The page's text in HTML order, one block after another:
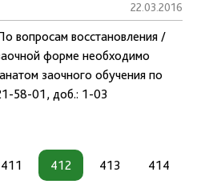
22.03.2016
вопросам восстановления /
форме необходимо
заочного обучения по
58-01, доб.: 1-03
411 412 413 414